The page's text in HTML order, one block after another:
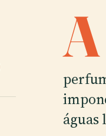
A
águas